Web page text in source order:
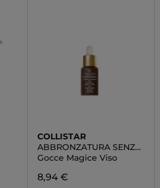
COLLISTAR
ABBRONZATURA SENZA
SOLE
Gocce Magice Viso
8,94 €